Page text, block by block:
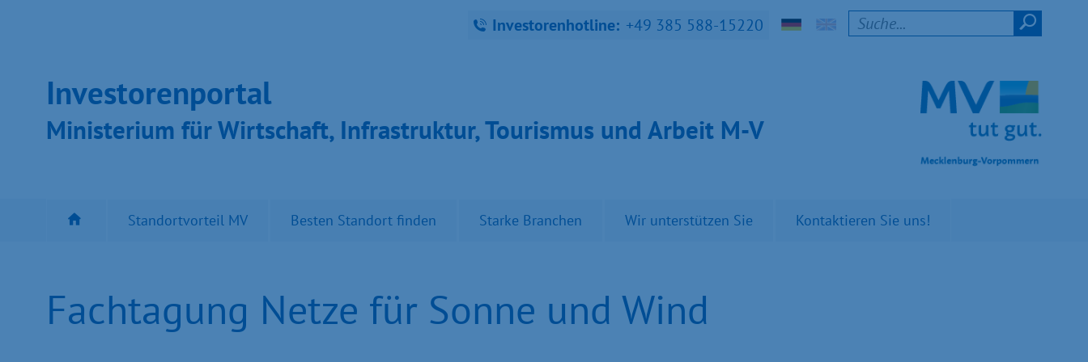
Investorenhotline: +49 385 588-15220
Inves­toren­por­tal
Ministeri­um für Wirt­schaft, Infra­struk­tur, Tou­ris­mus und Ar­beit M-V
Standortvorteil MV Besten Standort finden Starke Branchen Wir unterstützen Sie Kontaktieren Sie uns!
Fachtagung Netze für Sonne und Wind